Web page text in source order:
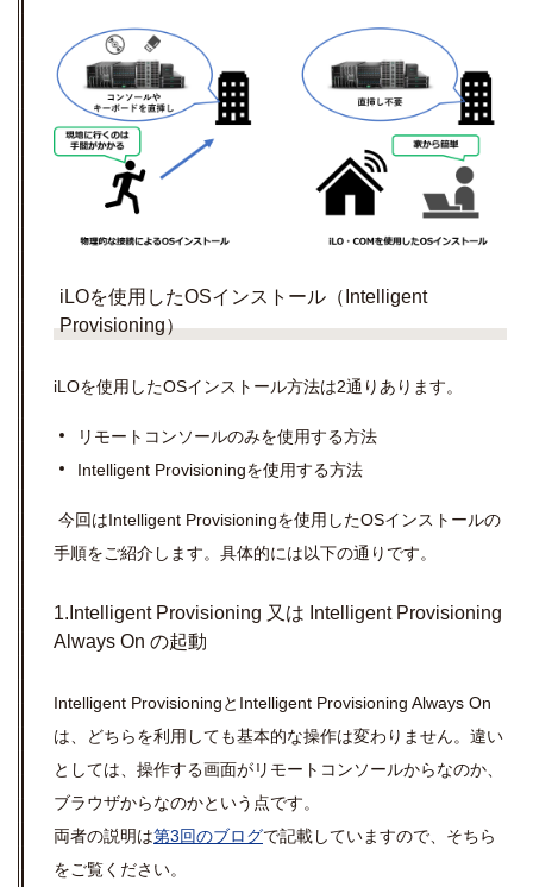
iLOを使用したOSインストール（Intelligent
Provisioning）
iLOを使用したOSインストール方法は2通りあります。
リモートコンソールのみを使用する方法
Intelligent Provisioningを使用する方法
今回はIntelligent Provisioningを使用したOSインストールの
手順をご紹介します。具体的には以下の通りです。
1.Intelligent Provisioning 又は Intelligent Provisioning
Always On の起動
Intelligent Provisioningと Intelligent Provisioning Always On
は、どちらを利用しても基本的な操作は変わりません。違い
としては、操作する画面がリモートコンソールからなのか、
ブラウザからなのかという点です。
両者の説明は第3回のブログで記載していますので、そちら
をご覧ください。